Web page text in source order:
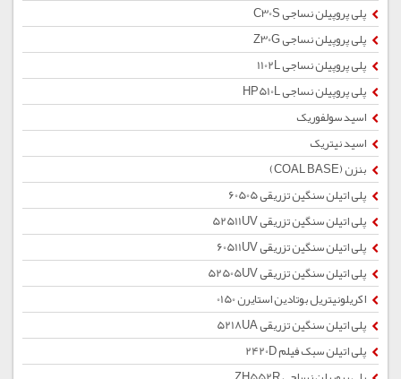
پلی پروپیلن نساجی C30S
پلی پروپیلن نساجی Z30G
پلی پروپیلن نساجی 1102L
پلی پروپیلن نساجی HP510L
اسید سولفوریک
اسید نیتریک
بنزن (COAL BASE)
پلی اتیلن سنگین تزریقی 60505
پلی اتیلن سنگین تزریقی 52511UV
پلی اتیلن سنگین تزریقی 60511UV
پلی اتیلن سنگین تزریقی 52505UV
اکریلونیتریل بوتادین استایرن 0150
پلی اتیلن سنگین تزریقی 5218UA
پلی اتیلن سبک فیلم 2420D